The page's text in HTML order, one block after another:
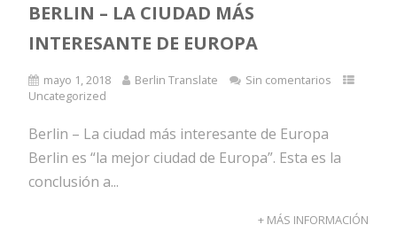
BERLIN – LA CIUDAD MÁS
INTERESANTE DE EUROPA
mayo 1, 2018 Berlin Translate
Sin comentarios
Uncategorized
Berlin – La ciudad más interesante de Europa
Berlin es “la mejor ciudad de Europa”. Esta es la
conclusión a...
+ MÁS INFORMACIÓN